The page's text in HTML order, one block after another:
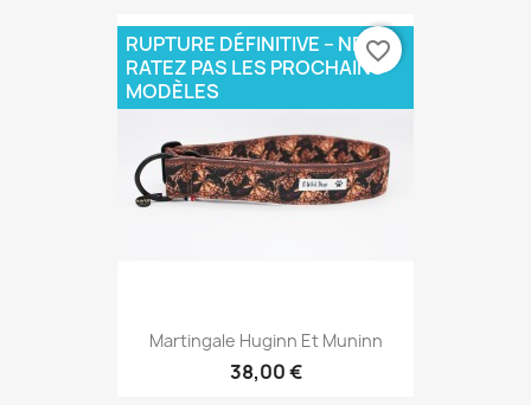
Martingale Huginn Et Muninn
38,00 €
RUPTURE DÉFINITIVE – NE
RATEZ PAS LES PROCHAINS
MODÈLES
favorite_border